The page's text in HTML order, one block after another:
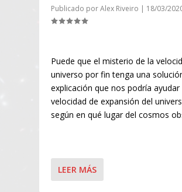
Publicado porAlex Riveiro | 18/03/
Puede que el misterio de la
universo por fin tenga una
explicación que nos podría
velocidad de expansión del
según en qué lugar del cosmos
LEER MÁS